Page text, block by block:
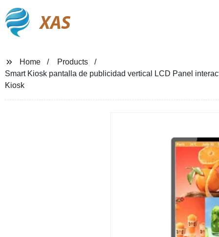
XAS
Home
Products
Smart Kiosk pantalla de publicidad vertical LCD Panel
Kiosk